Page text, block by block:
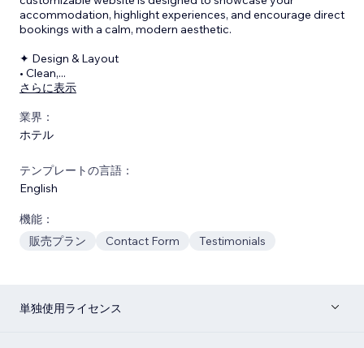
accommodation, highlight experiences, and encourage direct
bookings with a calm, modern aesthetic.
✦ Design & Layout
• Clean,...
さらに表示
業界：
ホテル
テンプレートの言語：
English
機能：
販売プラン
Contact Form Testimonials
単独使用ライセンス